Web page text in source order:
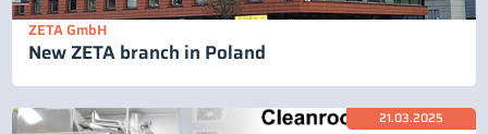
ZETA GmbH
New ZETA branch in Poland
21.03.2025